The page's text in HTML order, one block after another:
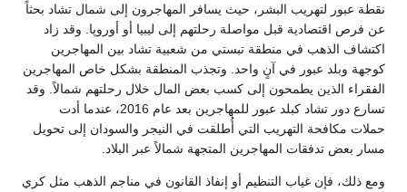
نقطة عبور لتهريب البشر، حيث يسافر المهاجرون إلى شمال تشاد بحثاً
عن فرص اقتصادية قبل مواصلة رحلتهم إلى ليبيا أو أوروپا. وقد زاد
اكتشاف الذهب في منطقة تبستي من شعبية تشاد بين المهاجرين
كوجهة وبلد عبور في آنٍ واحد. وتجذب المنطقة بشكل خاص المهاجرين
الفقراء الذين يطمحون إلى كسب بعض المال خلال رحلتهم شمالاً. وقد
تسارع دور تشاد كبلد عبور للمهاجرين بعد عام 2016، عندما أدت
حملات مكافحة التهريب التي أُطلقت في النيجر والسودان إلى تحويل
مسار بعض تدفقات المهاجرين المتجهة شمالاً عبر البلاد.
ومع ذلك، فإن غياب التنظيم أو إنفاذ القانون في مناجم الذهب مثل كري